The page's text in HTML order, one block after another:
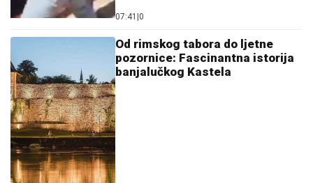
07:41 0
Od rimskog tabora do ljetne
pozornice: Fascinantna istorija
banjalučkog Kastela